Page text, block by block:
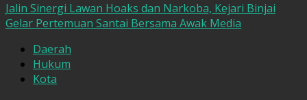
Jalin Sinergi Lawan Hoaks dan Narkoba, Kejari Binjai
Gelar Pertemuan Santai Bersama Awak Media
Daerah
Hukum
Kota